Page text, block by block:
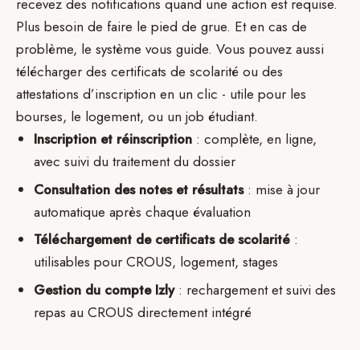
recevez des notifications quand une action est requise.
Plus besoin de faire le pied de grue. Et en cas de
problème, le système vous guide. Vous pouvez aussi
télécharger des certificats de scolarité ou des
attestations d’inscription en un clic - utile pour les
bourses, le logement, ou un job étudiant.
Inscription et réinscription : complète, en ligne,
avec suivi du traitement du dossier
Consultation des notes et résultats: mise à jour
automatique après chaque évaluation
Téléchargement de certificats de scolarité :
utilisables pour CROUS, logement, stages
Gestion du compte Izly: rechargement et suivi des
repas au CROUS directement intégré